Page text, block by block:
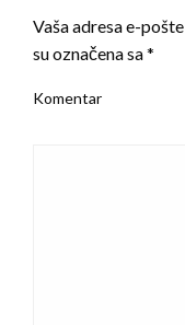
Vaša adresa e-
su označena sa*
Komentar